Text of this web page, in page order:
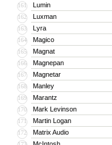
161 Lumin
162 Luxman
163 Lyra
164 Magico
165 Magnat
166 Magnepan
167 Magnetar
168 Manley
169 Marantz
170 Mark Levinson
171 Martin Logan
172 Matrix Audio